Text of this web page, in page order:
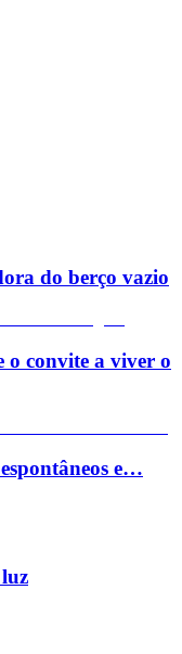
do berço vazio
o convite a viver o
e…